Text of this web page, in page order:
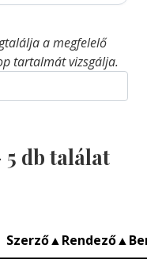
a megfelelő
tartalmát vizsgálja.
5 db találat
Szerző▲Rendező▲